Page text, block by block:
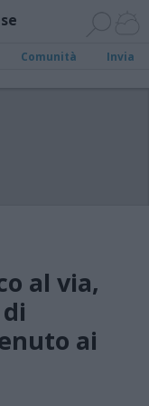
Comunità Invia
al via,
ai